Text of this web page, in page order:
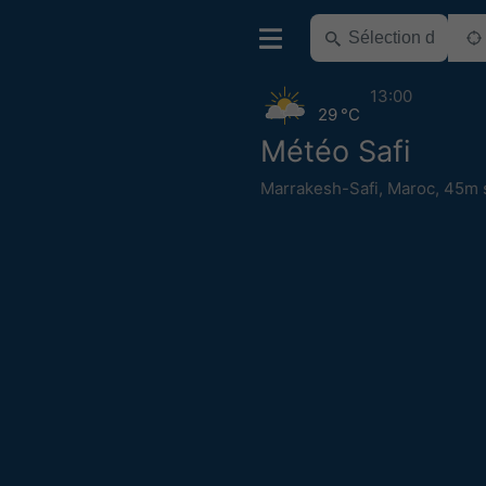
Météo Safi
Marrakesh-Safi, Maroc, 45m
29 °C
13:00